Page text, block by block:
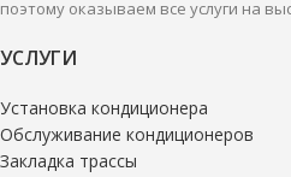
поэтому оказываем все услуги на
УСЛУГИ
Установка кондиционера
Обслуживание кондиционеров
Закладка трассы